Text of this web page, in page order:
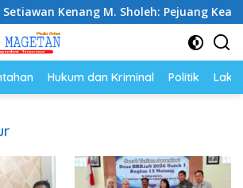
Kenang M. Sholeh: Pejuang Keadilan “No
Hukum dan Kriminal Politik